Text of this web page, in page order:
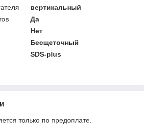
вертикальный
Да
Нет
Бесщеточный
SDS-plus
только по предоплате.